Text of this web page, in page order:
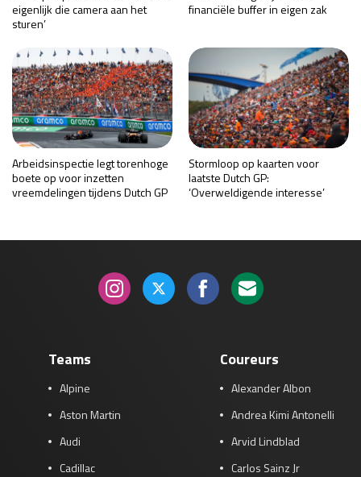
eigenlijk die camera aan het
sturen’
financiële buffer in eigen zak
Arbeidsinspectie legt torenhoge
boete op voor inzetten
vreemdelingen tijdens Dutch GP
Stormloop op kaarten voor
laatste Dutch GP:
‘Overweldigende interesse’
Teams
Alpine
Aston Martin
Audi
Cadillac
Coureurs
Alexander Albon
Andrea Kimi Antonelli
Arvid Lindblad
Carlos Sainz Jr